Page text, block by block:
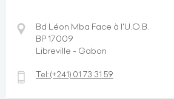
Bd Léon Mba Face à l'U.O.B.
BP 17009
Libreville - Gabon
Tel:(+241) 01 73 31 59